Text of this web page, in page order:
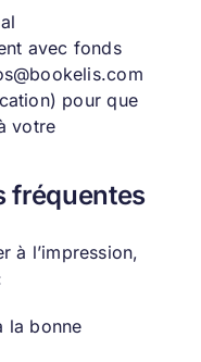
avec fonds
pour que
votre
fréquentes
à l’impression,
la bonne